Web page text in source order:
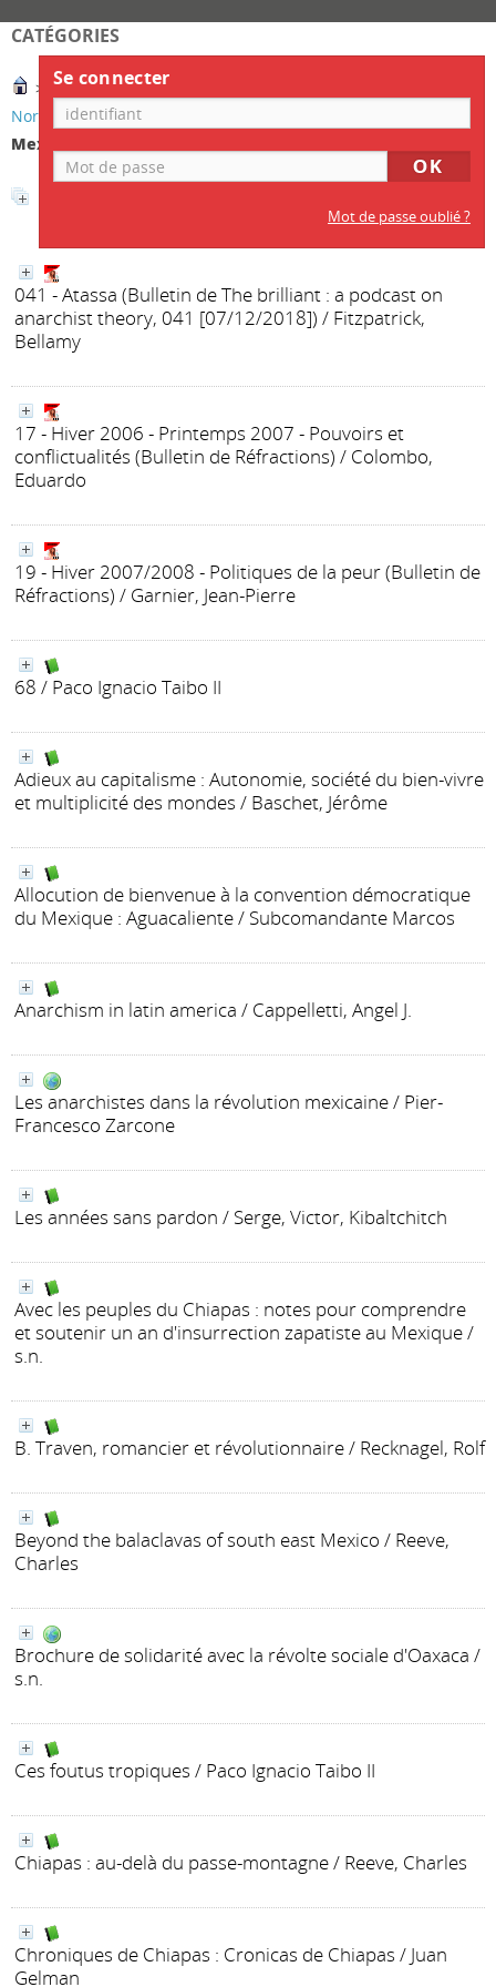
CATÉGORIES
> Zones géographiques
Nord
Mexique
Mexique
041 - Atassa (Bulletin de The brilliant : a podcast on
anarchist theory, 041 [07/12/2018]) / Fitzpatrick,
Bellamy
17 - Hiver 2006 - Printemps 2007 - Pouvoirs et
conflictualités (Bulletin de Réfractions) / Colombo,
Eduardo
19 - Hiver 2007/2008 - Politiques de la peur(Bulletin de
Réfractions) / Garnier, Jean-Pierre
68 / Paco Ignacio Taibo II
Adieux au capitalisme : Autonomie, société du bien-vivre
et multiplicité des mondes / Baschet, Jérôme
Allocution de bienvenue à la convention démocratique
du Mexique : Aguacaliente/ Subcomandante Marcos
Anarchism in latin america / Cappelletti, Angel J.
Les anarchistes dans la révolution mexicaine/ Pier-
Francesco Zarcone
Les années sans pardon / Serge, Victor, Kibaltchitch
Avec les peuples du Chiapas : notes pour comprendre
et soutenir un an d'insurrection zapatiste au Mexique/
s.n.
B. Traven, romancier et révolutionnaire/ Recknagel, Rolf
Beyond the balaclavas of south east Mexico / Reeve,
Charles
Brochure de solidarité avec la révolte sociale d'Oaxaca /
s.n.
Ces foutus tropiques / Paco Ignacio Taibo II
Chiapas : au-delà du passe-montagne/ Reeve, Charles
Chroniques de Chiapas : Cronicas de Chiapas / Juan
Gelman
Se connecter
Mot de passe oublié ?